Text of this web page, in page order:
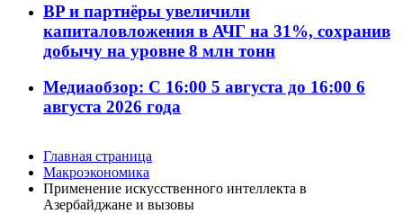
BP и партнёры увеличили
капиталовложения в АЧГ на 31%, сохранив
добычу на уровне 8 млн тонн
Медиаобзор: С 16:00 5 августа до 16:00 6
августа 2026 года
Главная страница
Макроэкономика
Применение искусственного интеллекта в
Азербайджане и вызовы